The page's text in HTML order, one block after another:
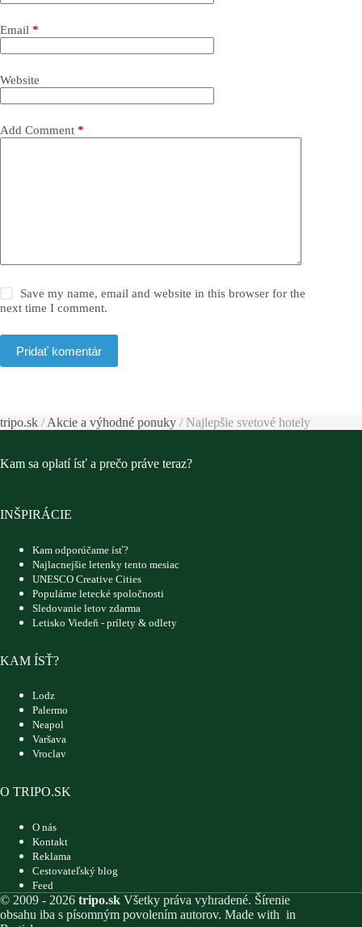
Email *
Website
Add Comment *
Save my name, email and website in this browser for the
next time I comment.
Pridať komentár
tripo.sk /Akcie a výhodné ponuky / Najlepšie svetové hotely
Kam sa oplatí ísť a prečo práve teraz?
INŠPIRÁCIE
Kam odporúčame ísť?
Najlacnejšie letenky tento mesiac
UNESCO Creative Cities
Populárne letecké spoločnosti
Sledovanie letov zdarma
Letisko Viedeň - prílety & odlety
KAM ÍSŤ?
Lodz
Palermo
Neapol
Varšava
Vroclav
O TRIPO.SK
O nás
Kontakt
Reklama
Cestovateľský blog
Feed
© 2009 - 2026 tripo.sk Všetky práva vyhradené. Šírenie
obsahu iba s písomným povolením autorov. Made with in